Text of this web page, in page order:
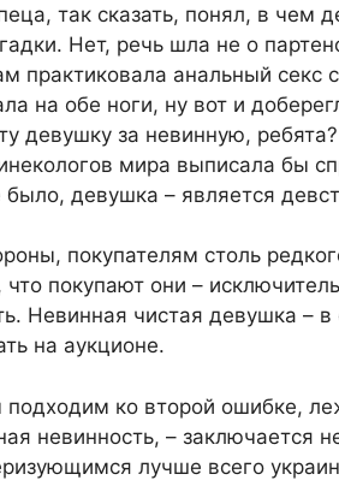
так сказать, понял, в чем
Нет, речь шла не о
практиковала анальный секс
на обе ноги, ну вот и
девушку за невинную,
мира выписала бы
было, девушка – является
покупателям столь
покупают они –
Невинная чистая девушка –
на аукционе.
ко второй ошибке,
невинность, – заключается
лучше всего